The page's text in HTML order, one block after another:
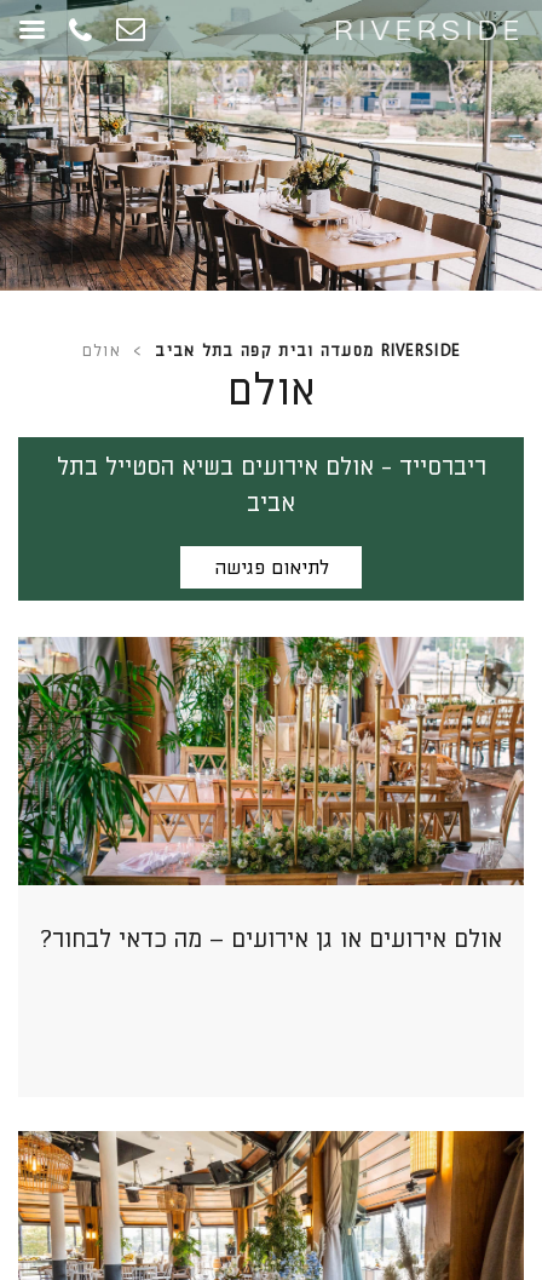
RIVERSIDE מסעדה ובית קפה בתל אביב > אולם
אולם
ריברסייד - אולם אירועים בשיא הסטייל בתל
אביב
לתיאום פגישה
אולם אירועים או גן אירועים – מה כדאי לבחור?